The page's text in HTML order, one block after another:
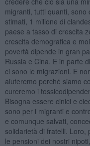
migranti, tutti quanti, sono
stimati, 1 milione di
paese a tasso di crescita
crescita demografica e
povertà dipende in gran
Russia e Cina. E in parte
ci sono le migrazioni. E
aiuteremo perché siamo
cureremo i
Bisogna essere cinici e
sono per i migranti e
e comunque salvati,
solidarietà di fratelli. Loro,
le pensioni dei nostri